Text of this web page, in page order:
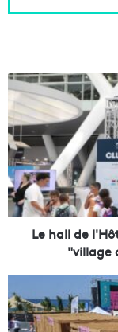
L
e
h
a
l
l
d
e
l
t
e
l
Le hall de
"village
i
d